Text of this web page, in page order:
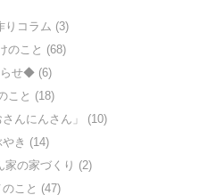
コラム (3)
のこと (68)
せ◆ (6)
こと (18)
んにんさん」 (10)
き (14)
の家づくり (2)
こと (47)